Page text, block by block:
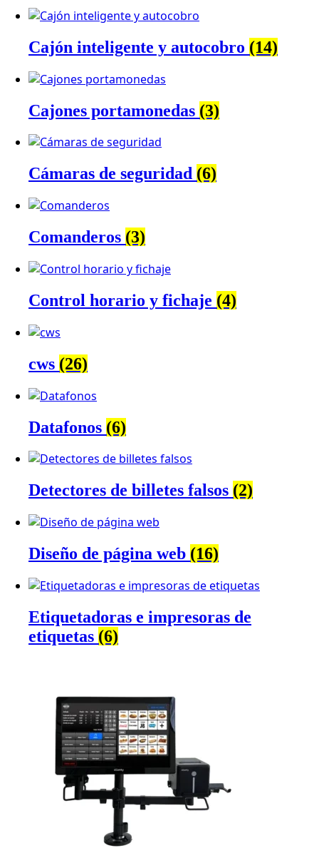
Cajón inteligente y autocobro (14)
Cajones portamonedas (3)
Cámaras de seguridad (6)
Comanderos (3)
Control horario y fichaje (4)
cws (26)
Datafonos (6)
Detectores de billetes falsos (2)
Diseño de página web (16)
Etiquetadoras e impresoras de
etiquetas (6)